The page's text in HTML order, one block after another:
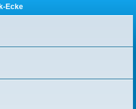
h
Ecke